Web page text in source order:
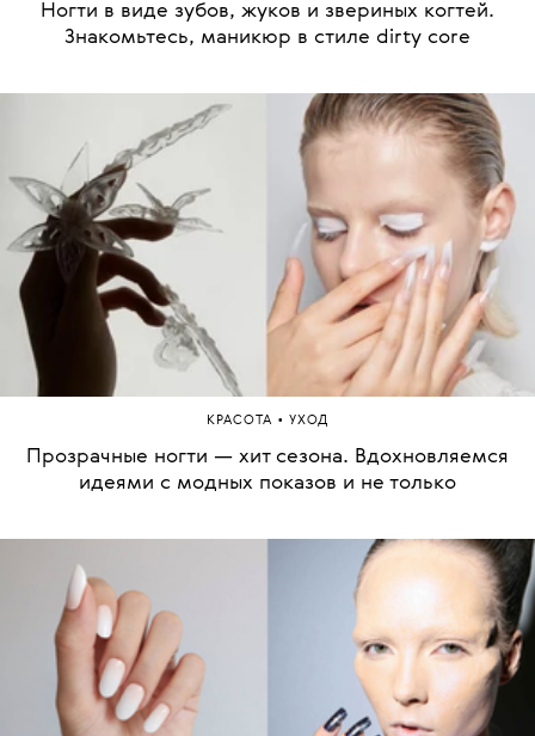
Ногти в виде зубов, жуков и звериных когтей.
Знакомьтесь, маникюр в стиле dirty core
КРАСОТА • УХОД
Прозрачные ногти — хит сезона. Вдохновляемся
идеями с модных показов и не только